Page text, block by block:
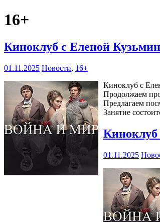
16+
Киноклуб с Еленой
01.11.2025 Новости, 16+
Киноклуб с
Продолжаем
Предлагаем
Занятие
Киноклуб
01.11.2025